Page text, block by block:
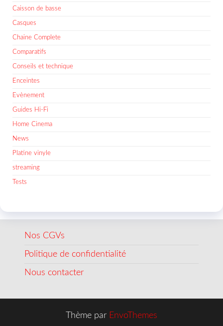
Caisson de basse
Casques
Chaine Complete
Comparatifs
Conseils et technique
Enceintes
Evènement
Guides Hi-Fi
Home Cinema
News
Platine vinyle
streaming
Tests
Nos CGVs
Politique de confidentialité
Nous contacter
Thème par EnvoThemes